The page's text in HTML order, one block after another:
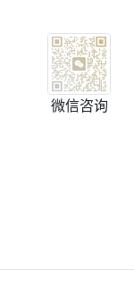
微信咨询